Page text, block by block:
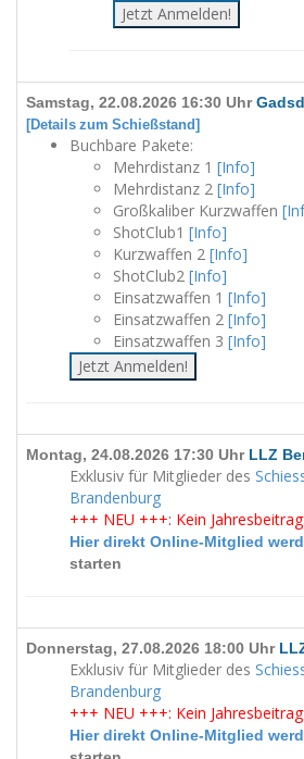
Jetzt Anmelden!
Samstag, 22.08.2026 16:30 Uhr
[Details zum Schießstand]
Buchbare Pakete:
Mehrdistanz 1 [Info]
Mehrdistanz 2 [Info]
Großkaliber Kurzwaffen
ShotClub1 [Info]
Kurzwaffen 2 [Info]
ShotClub2 [Info]
Einsatzwaffen 1 [Info]
Einsatzwaffen 2 [Info]
Einsatzwaffen 3 [Info]
Jetzt Anmelden!
Montag, 24.08.2026 17:30 Uhr LLZ
Exklusiv für Mitglieder des
Brandenburg
+++ NEU +++: Kein
Hier direkt Online-Mitglied
starten
Donnerstag, 27.08.2026 18:00 Uhr
Exklusiv für Mitglieder des
Brandenburg
+++ NEU +++: Kein
Hier direkt Online-Mitglied